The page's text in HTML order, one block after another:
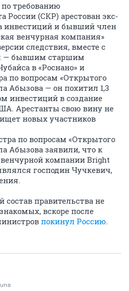
по требованию
России (СКР) арестован экс-
инвестиций и бывший член
венчурная компания»
следствия, вместе с
— бывшим старшим
в «Роснано» и
по вопросам «Открытого
Абызова — он похитил 1,3
инвестиций в создание
Арестанты свою вину не
новых участников
по вопросам «Открытого
Абызова заявили, что к
компании Bright
господин Чучкевич,
правительства не
вскоре после
покинул Россию.